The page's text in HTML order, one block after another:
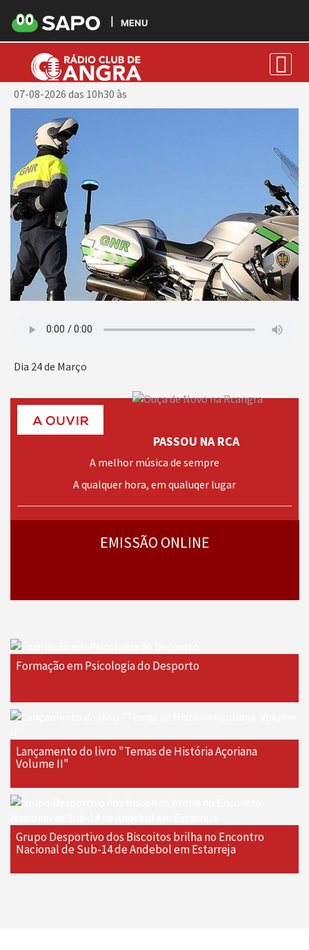
MENU
Chefe Ricardo França
07-08-2026 das 10h30 às
Dia 24 de Março
PASSOU NA RCA
A melhor música de sempre
A qualquer hora, em qualuqer lugar
EMISSÃO ONLINE
Formação em Psicologia do Desporto
Lançamento do livro "Temas de História Açoriana 
Volume II"
Grupo Desportivo dos Biscoitos brilha no Encontro
Nacional de Sub-14 de Andebol em Estarreja